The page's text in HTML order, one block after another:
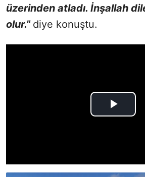
üzerinden atladı. İnşallah
olur." diye konuştu.